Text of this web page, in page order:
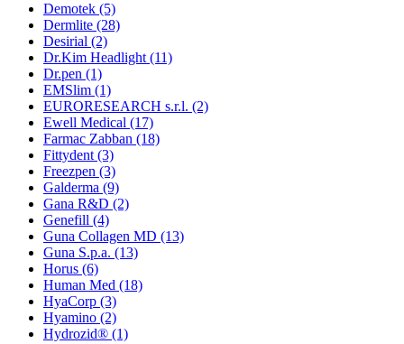
Demotek (5)
Dermlite (28)
Desirial (2)
Dr.Kim Headlight (11)
Dr.pen (1)
EMSlim (1)
EURORESEARCH s.r.l. (2)
Ewell Medical (17)
Farmac Zabban (18)
Fittydent (3)
Freezpen (3)
Galderma (9)
Gana R&D (2)
Genefill (4)
Guna Collagen MD (13)
Guna S.p.a. (13)
Horus (6)
Human Med (18)
HyaCorp (3)
Hyamino (2)
Hydrozid® (1)